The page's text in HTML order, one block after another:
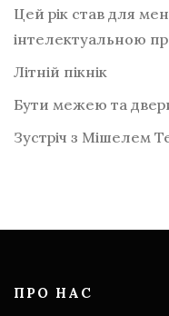
Цей рік став для
інтелектуальною
Літній пікнік
Бути межею та
Зустріч з Мішелем
ПРО НАС